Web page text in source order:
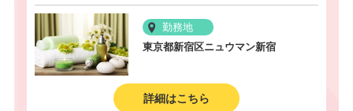
勤務地
東京都新宿区ニュウマン新宿
詳細はこちら